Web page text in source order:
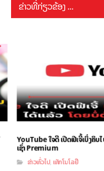
ຂ່າວທີ່ກ່ຽວຂ້ອງ ...
YouTube ໃຈດີ ເປີດຟີເຈີ້ເບິ່ງຄິ
ເຊົ່າ Premium
ຂ່າວທົ່ວໄປ, ເທັກໂນໂລຢີ